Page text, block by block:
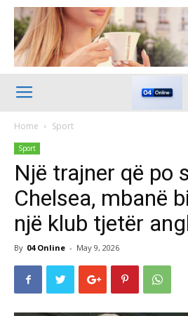
Home Sport
Sport
Një trajner që po
Chelsea, mbanë
një klub tjetër
By 04 Online - May 9, 2026